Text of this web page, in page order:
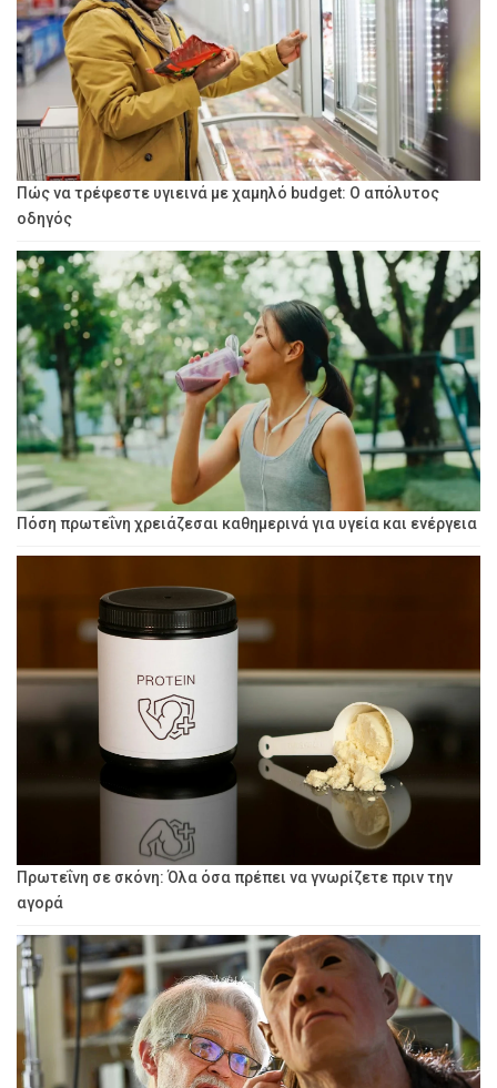
Πώς να τρέφεστε υγιεινά με χαμηλό budget: Ο απόλυτος
οδηγός
Πόση πρωτεΐνη χρειάζεσαι καθημερινά για υγεία και ενέργεια
Πρωτεΐνη σε σκόνη: Όλα όσα πρέπει να γνωρίζετε πριν την
αγορά